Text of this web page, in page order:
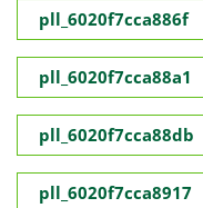
pll_6020f7cca886f
pll_6020f7cca88a1
pll_6020f7cca88db
pll_6020f7cca8917